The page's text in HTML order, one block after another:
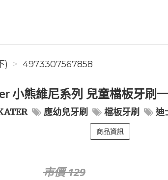
) 4973307567858
小熊維尼系列 兒童檔板牙刷
應幼兒牙刷 檔板牙刷 迪
商品資訊
市價 129